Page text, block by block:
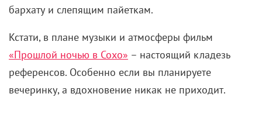
бархату и слепящим пайеткам.
Кстати, в плане музыки и атмосферы фильм
«Прошлой ночью в Сохо» – настоящий кладезь
референсов. Особенно если вы планируете
вечеринку, а вдохновение никак не приходит.